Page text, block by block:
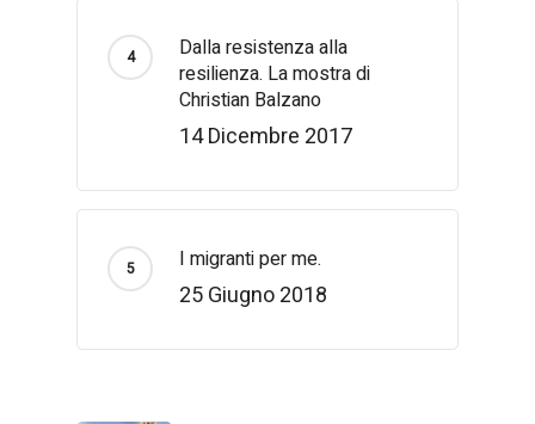
Dalla resistenza alla
resilienza. La mostra di
Christian Balzano
14 Dicembre 2017
I migranti per me.
25 Giugno 2018